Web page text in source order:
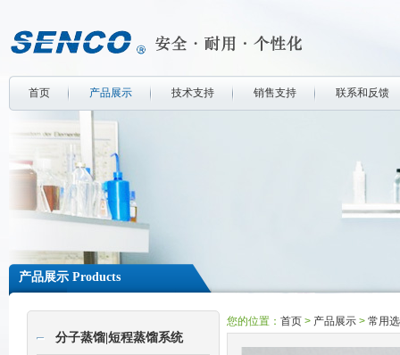
首页 产品展示 技术支持 销售支持 联系和反馈
产品展示 Products
分子蒸馏|短程蒸馏系统
您的位置： 首页 > 产品展示 > 常用